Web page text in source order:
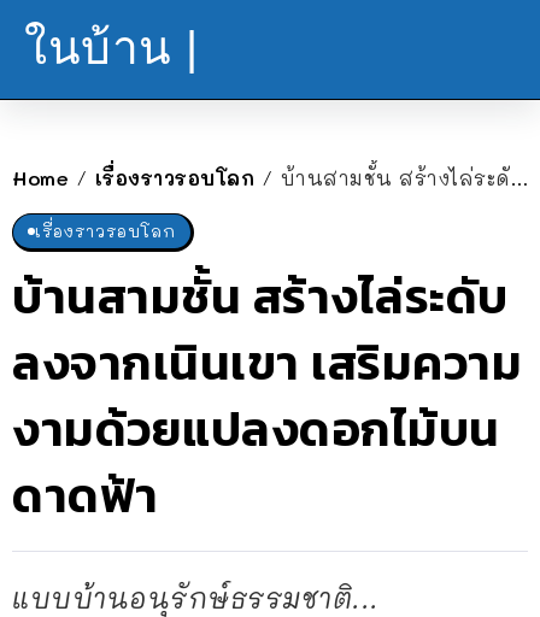
ในบ้าน |
Home / เรื่องราวรอบโลก / บ้านสามชั้น สร้างไล่ระดับลงจากเนินเขา เสริมความงามด้วยแปลงดอกไม้บนดาดฟ้า
เรื่องราวรอบโลก
บ้านสามชั้น สร้างไล่ระดับ
ลงจากเนินเขา เสริมความ
งามด้วยแปลงดอกไม้บน
ดาดฟ้า
แบบบ้านอนุรักษ์ธรรมชาติ...